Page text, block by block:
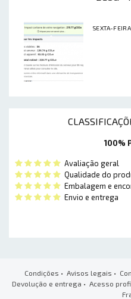
SEXTA-
100%
Avaliação geral
Qualidade do
Embalagem e
Envio e entrega
Condições • Avisos legais •
Devolução e entrega • Acesso